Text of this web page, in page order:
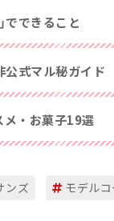
でできること
公式マル秘ガイド
メ・お菓子19選
ンズ モデルコ